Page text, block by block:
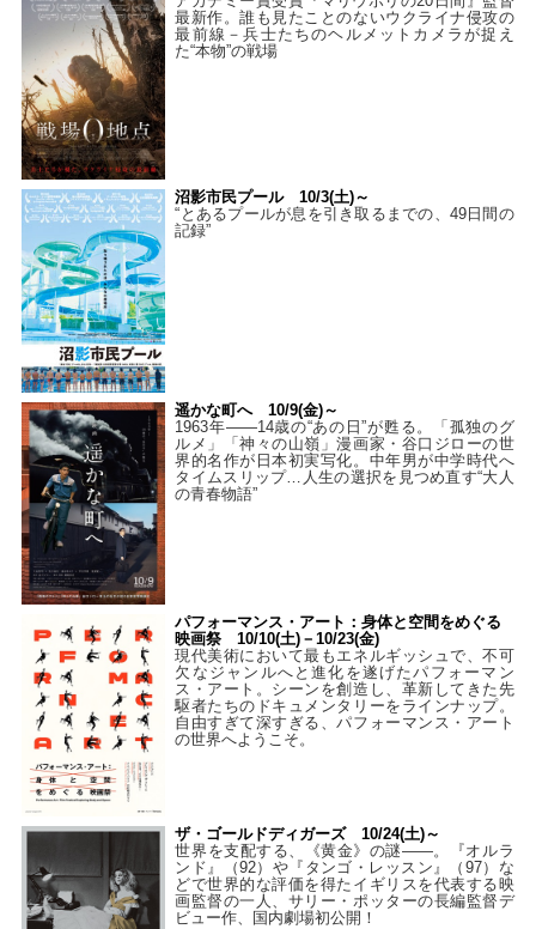
最新作。誰も見たことのないウクライナ侵攻の
最前線－兵士たちのヘルメットカメラが捉え
た“本物”の戦場
沼影市民プール 10/3(土)～
“とあるプールが息を引き取るまでの、49日間の
記録”
遥かな町へ 10/9(金)～
1963年――14歳の“あの日”が甦る。「孤独のグ
ルメ」「神々の山嶺」漫画家・谷口ジローの世
界的名作が日本初実写化。中年男が中学時代へ
タイムスリップ…人生の選択を見つめ直す“大人
の青春物語”
パフォーマンス・アート：身体と空間をめぐる
映画祭 10/10(土)－10/23(金)
現代美術において最もエネルギッシュで、不可
欠なジャンルへと進化を遂げたパフォーマン
ス・アート。シーンを創造し、革新してきた先
駆者たちのドキュメンタリーをラインナップ。
自由すぎて深すぎる、パフォーマンス・アート
の世界へようこそ。
ザ・ゴールドディガーズ 10/24(土)～
世界を支配する、《黄金》の謎――。『オルラ
ンド』（92）や『タンゴ・レッスン』（97）な
どで世界的な評価を得たイギリスを代表する映
画監督の一人、サリー・ポッターの長編監督デ
ビュー作、国内劇場初公開！